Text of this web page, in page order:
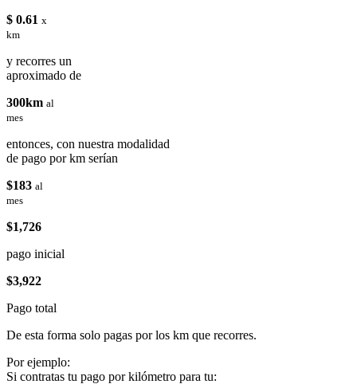
$ 0.61 x
km
y recorres un
aproximado de
300km al
mes
entonces, con nuestra modalidad
de pago por km serían
$183 al
mes
$1,726
pago inicial
$3,922
Pago total
De esta forma solo pagas por los km que recorres.
Por ejemplo:
Si contratas tu pago por kilómetro para tu: